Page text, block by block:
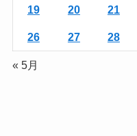
19 20 21
26 27 28
« 5月